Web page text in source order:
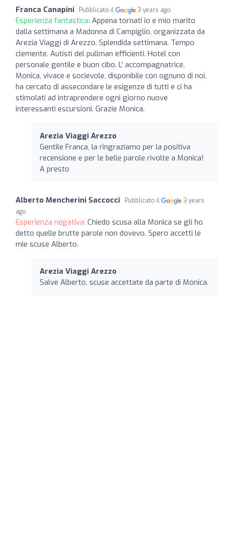
Franca Canapini Pubblicato il 3 years ago
Esperienza fantastica: Appena tornati io e mio marito
dalla settimana a Madonna di Campiglio, organizzata da
Arezia Viaggi di Arezzo. Splendida settimana. Tempo
clemente. Autisti del pullman efficienti. Hotel con
personale gentile e buon cibo. L' accompagnatrice,
Monica, vivace e socievole, disponibile con ognuno di noi,
ha cercato di assecondare le esigenze di tutti e ci ha
stimolati ad intraprendere ogni giorno nuove
interessanti escursioni. Grazie Monica.
Arezia Viaggi Arezzo
Gentile Franca, la ringraziamo per la positiva
recensione e per le belle parole rivolte a Monica!
A presto
Alberto Mencherini Saccocci Pubblicato il
3 years
ago
Esperienza negativa: Chiedo scusa alla Monica se gli ho
detto quelle brutte parole non dovevo. Spero accetti le
mie scuse Alberto.
Arezia Viaggi Arezzo
Salve Alberto, scuse accettate da parte di Monica.